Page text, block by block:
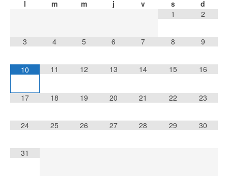
l m m j v s
d
1
2
3 4 5 6 7 8 9
10 11 12 13 14 15 16
17 18 19 20 21 22 23
24 25 26 27 28 29 30
31